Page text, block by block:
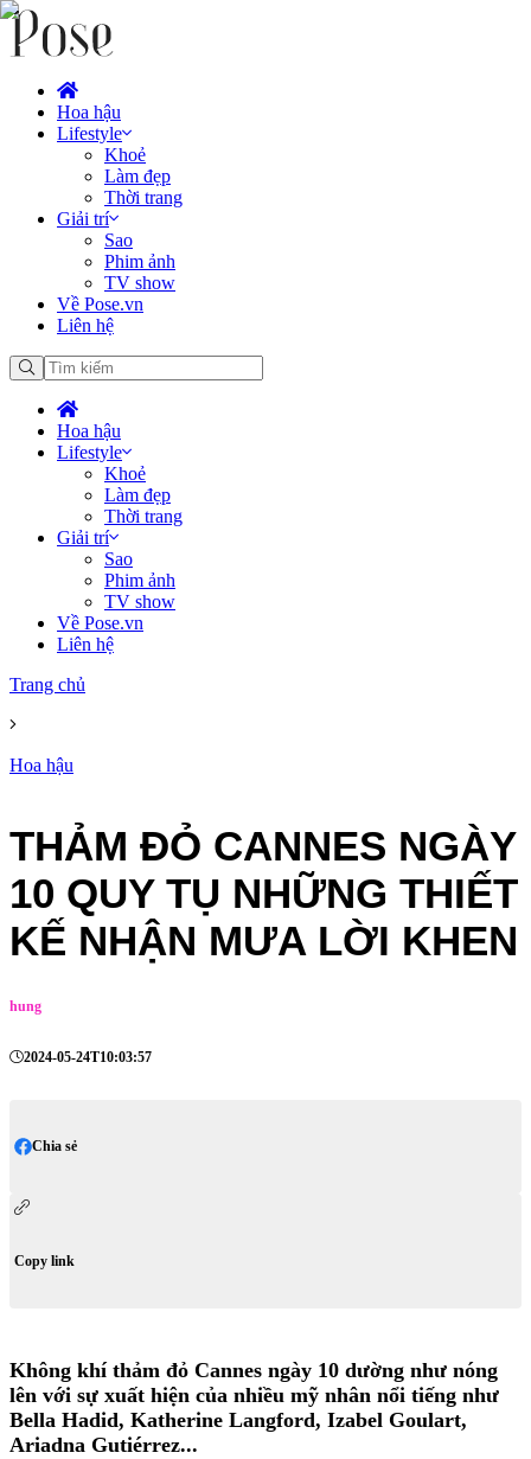
Hoa hậu
Lifestyle
Khoẻ
Làm đẹp
Thời trang
Giải trí
Sao
Phim ảnh
TV show
Về Pose.vn
Liên hệ
Hoa hậu
Lifestyle
Khoẻ
Làm đẹp
Thời trang
Giải trí
Sao
Phim ảnh
TV show
Về Pose.vn
Liên hệ
Trang chủ
Hoa hậu
THẢM ĐỎ CANNES NGÀY
10 QUY TỤ NHỮNG THIẾT
KẾ NHẬN MƯA LỜI KHEN
hung
2024-05-24T10:03:57
Chia sẻ
Copy link
Không khí thảm đỏ Cannes ngày 10 dường như nóng
lên với sự xuất hiện của nhiều mỹ nhân nổi tiếng như
Bella Hadid, Katherine Langford, Izabel Goulart,
Ariadna Gutiérrez...